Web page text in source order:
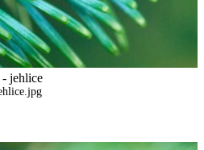
jehlice